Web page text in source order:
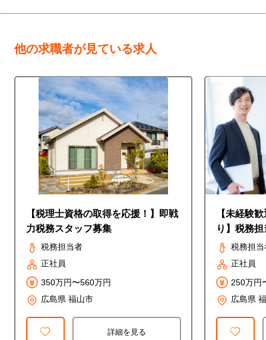
他の求職者が見ている求人
【税理士資格の取得を応援！】即戦
力税務スタッフ募集
税務担当者
正社員
350万円〜560万円
広島県 福山市
詳細を見る
【未経験
り】税務担
税務担当
正社員
250万円
広島県